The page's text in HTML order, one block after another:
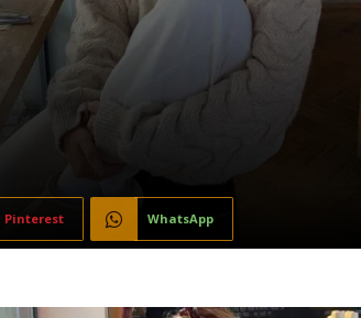
Pinterest WhatsApp